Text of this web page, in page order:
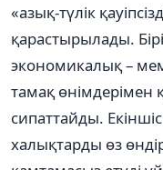
«азық-түлік
қарастырылады.
экономикалық –
тамақ өнімдерімен
сипаттайды.
халықтарды өз